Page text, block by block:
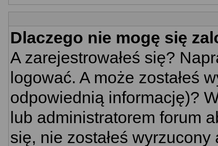
Dlaczego nie mogę się
A zarejestrowałeś się?
logować. A może zostałeś
odpowiednią informację)?
lub administratorem forum
się, nie zostałeś